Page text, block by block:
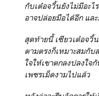
กับเต๋อจวิ้นยังไม่มีอะ
อาจปล่อยมือได้อีก แล
สุดท้ายนี้ เซียวเต๋อจ
ตามตรงก็เหมาะสมกั
ใจให้เขาตกลงปลงใจ
เพชรเม็ดงามไปแล้ว